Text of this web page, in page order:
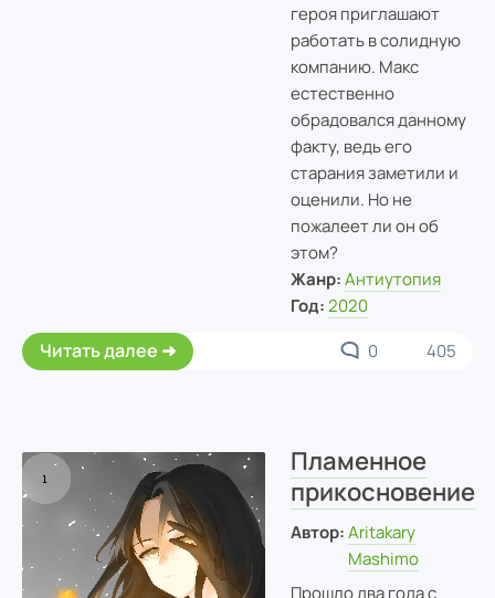
героя приглашают
работать в солидную
компанию. Макс
естественно
обрадовался данному
факту, ведь его
старания заметили и
оценили. Но не
пожалеет ли он об
этом?
Жанр: Антиутопия
Год: 2020
Читать далее 0 405
Пламенное
прикосновение
Автор: Aritakary
Mashimo
Прошло два года с